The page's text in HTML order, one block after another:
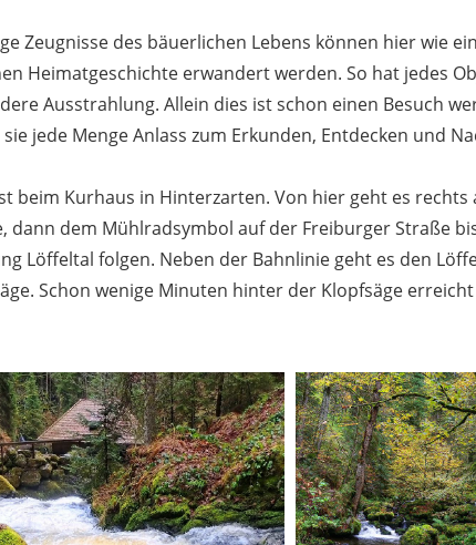
Zeugnisse des bäuerlichen Lebens können hier wie
Heimatgeschichte erwandert werden. So hat jedes
Ausstrahlung. Allein dies ist schon einen Besuch
sie jede Menge Anlass zum Erkunden, Entdecken und
beim Kurhaus in Hinterzarten. Von hier geht es rechts
dann dem Mühlradsymbol auf der Freiburger Straße
Löffeltal folgen. Neben der Bahnlinie geht es den
Schon wenige Minuten hinter der Klopfsäge